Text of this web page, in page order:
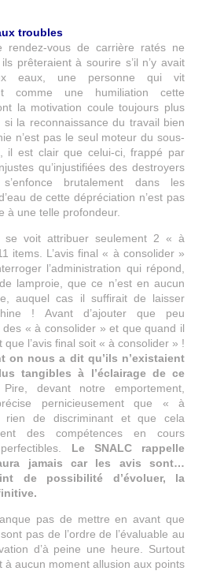
troubles
rendez-vous de carrière ratés ne
prêteraient à sourire s’il n’y avait
eaux, une personne qui vit
comme une humiliation cette
la motivation coule toujours plus
la reconnaissance du travail bien
n’est pas le seul moteur du sous-
il est clair que celui-ci, frappé par
qu’injustifiées des destroyers
brutalement dans les
de cette dépréciation n’est pas
à une telle profondeur.
se voit attribuer seulement 2 « à
items. L’avis final « à consolider »
l’administration qui répond,
lamproie, que ce n’est en aucun
auquel cas il suffirait de laisser
! Avant d’ajouter que peu
des « à consolider » et que quand il
l’avis final soit « à consolider » !
on nous a dit qu’ils n’existaient
tangibles à l’éclairage de ce
Pire, devant notre emportement,
pernicieusement que « à
rien de discriminant et que cela
des compétences en cours
Le SNALC rappelle
jamais car les avis sont…
de possibilité d’évoluer, la
pas de mettre en avant que
pas de l’ordre de l’évaluable au
d’à peine une heure. Surtout
à aucun moment allusion aux points